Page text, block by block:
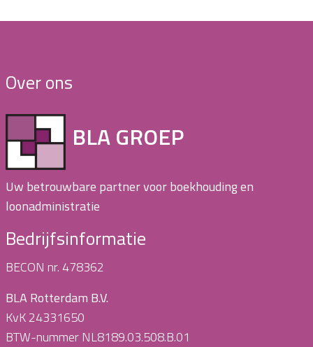
Over ons
BLA GROEP
Uw betrouwbare partner voor boekhouding en
loonadministratie
Bedrijfsinformatie
BECON nr. 478362
BLA Rotterdam B.V.
KvK 24331650
BTW-nummer NL8189.03.508.B.01